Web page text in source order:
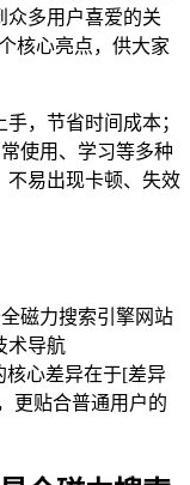
众多用户喜爱的关
核心亮点，供大家
，节省时间成本；
使用、学习等多种
不易出现卡顿、失效
磁力搜索引擎网站
术导航
核心差异在于[差异
更贴合普通用户的